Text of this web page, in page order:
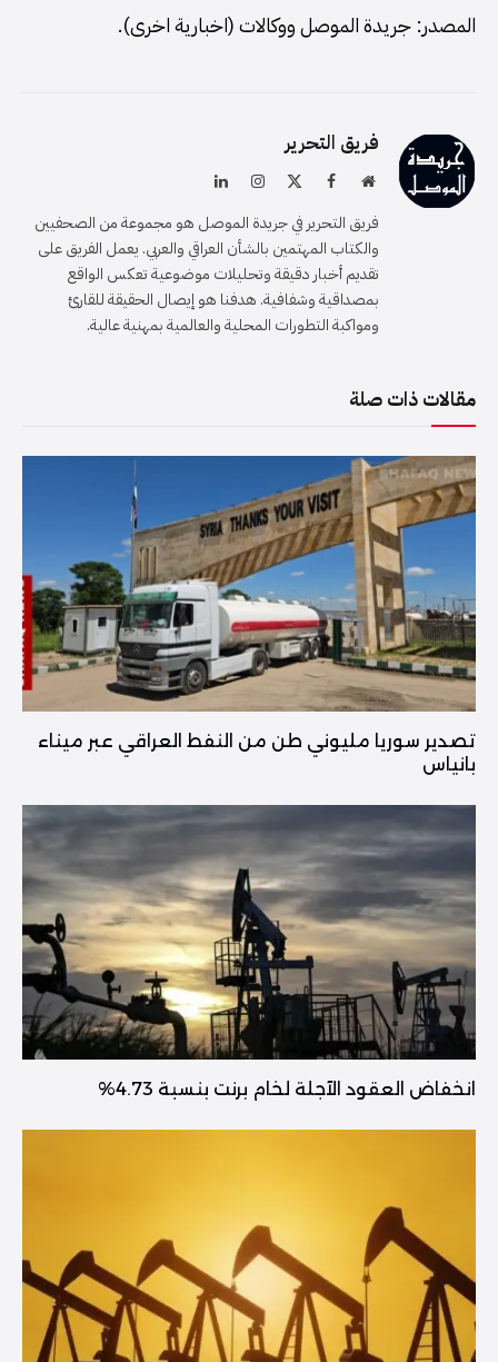
المصدر: جريدة الموصل ووكالات (اخبارية اخرى).
فريق التحرير
موقعفيسبوك الانستغرام
لينكدإن
فريق التحرير في جريدة الموصل هو مجموعة من الصحفيين
والكتاب المهتمين بالشأن العراقي والعربي. يعمل الفريق على
تقديم أخبار دقيقة وتحليلات موضوعية تعكس الواقع
بمصداقية وشفافية. هدفنا هو إيصال الحقيقة للقارئ
ومواكبة التطورات المحلية والعالمية بمهنية عالية.
مقالات ذات صلة
تصدير سوريا مليوني طن من النفط العراقي عبر ميناء
بانياس
انخفاض العقود الآجلة لخام برنت بنسبة 4.73%